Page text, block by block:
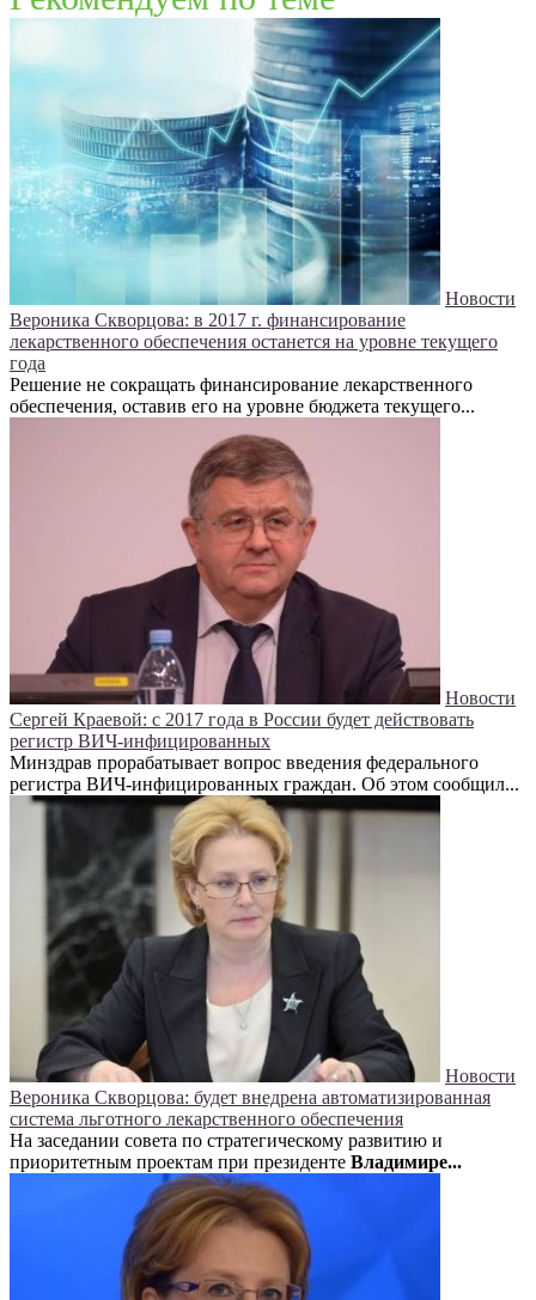
Новости
Вероника Скворцова: в 2017 г. финансирование
лекарственного обеспечения останется на уровне текущего
года
Решение не сокращать финансирование лекарственного
обеспечения, оставив его на уровне бюджета текущего...
Новости
Сергей Краевой: с 2017 года в России будет действовать
регистр ВИЧ-инфицированных
Минздрав прорабатывает вопрос введения федерального
регистра ВИЧ-инфицированных граждан. Об этом сообщил...
Новости
Вероника Скворцова: будет внедрена автоматизированная
система льготного лекарственного обеспечения
На заседании совета по стратегическому развитию и
приоритетным проектам при президенте Владимире...